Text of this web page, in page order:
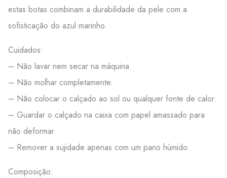
estas botas combinam a durabilidade da pele com a
sofisticação do azul marinho.
Cuidados:
– Não lavar nem secar na máquina.
– Não molhar completamente.
– Não colocar o calçado ao sol ou qualquer fonte de calor.
– Guardar o calçado na caixa com papel amassado para
não deformar.
– Remover a sujidade apenas com um pano húmido.
Composição: